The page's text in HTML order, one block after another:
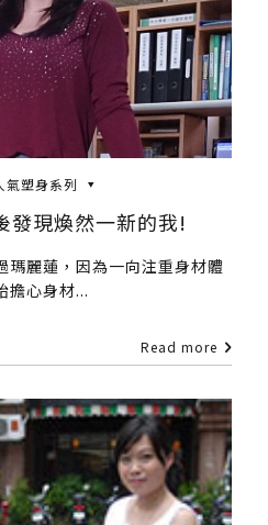
氣塑身系列
發現煥然一新的我!
瑪麗蓮，因為一向注重身材體
擔心身材...
Read more